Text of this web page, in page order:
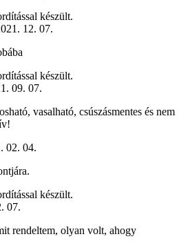
készült.
12. 07.
készült.
09. 07.
vasalható, csúszásmentes és nem
02. 04.
készült.
07.
rendeltem, olyan volt, ahogy